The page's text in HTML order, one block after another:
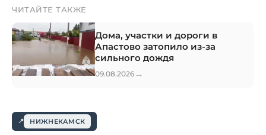
ЧИТАЙТЕ ТАКЖЕ
Дома, участки и дороги в
Апастово затопило из-за
сильного дождя
09.08.2026 →
НИЖНЕКАМСК